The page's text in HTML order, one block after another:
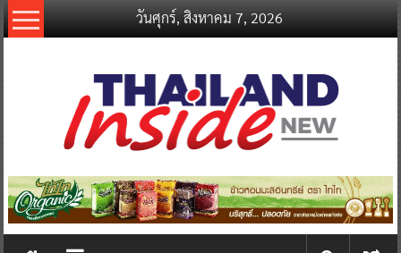
Skip
to
วันศุกร์, สิงหาคม 7, 2026
thailandinsidenew.com
Thailand